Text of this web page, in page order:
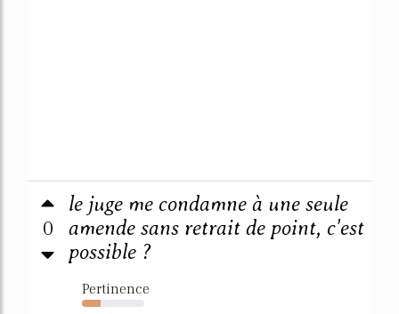
0
le juge me condamne à une seule
amende sans retrait de point, c'est
possible ?
Pertinence
30%